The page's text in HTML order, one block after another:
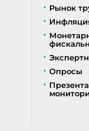
Рынок
Опросы